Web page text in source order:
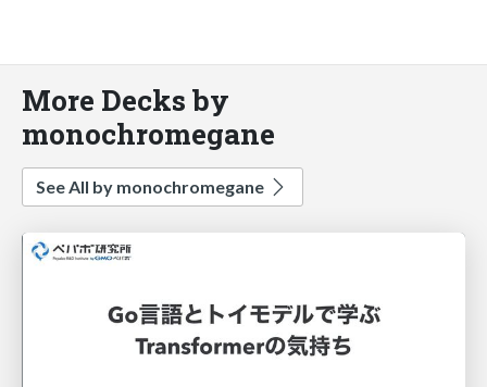
More Decks by
monochromegane
See All by monochromegane